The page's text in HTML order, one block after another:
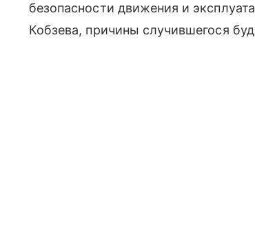
безопасности движения и
Кобзева, причины случившегося